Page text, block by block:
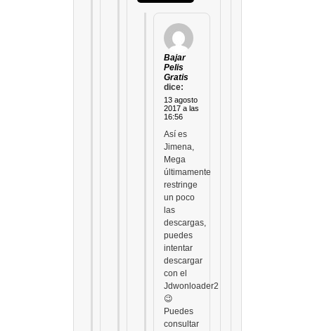
Bajar
Pelis
Gratis
dice:
13 agosto
2017 a las
16:56
Así es
Jimena,
Mega
últimamente
restringe
un poco
las
descargas,
puedes
intentar
descargar
con el
Jdwonloader2
😉
Puedes
consultar